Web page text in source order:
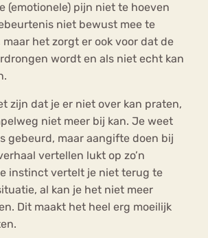
(emotionele) pijn niet te hoeven
niet bewust mee te
maar het zorgt er ook voor dat de
wordt en als niet echt kan
zijn dat je er niet over kan praten,
niet meer bij kan. Je weet
gebeurd, maar aangifte doen bij
vertellen lukt op zo’n
instinct vertelt je niet terug te
al kan je het niet meer
Dit maakt het heel erg moeilijk